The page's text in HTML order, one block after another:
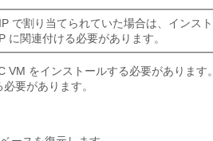
で割り当てられていた場合は、インスト
関連付ける必要があります。
をインストールする必要があります。
要があります。